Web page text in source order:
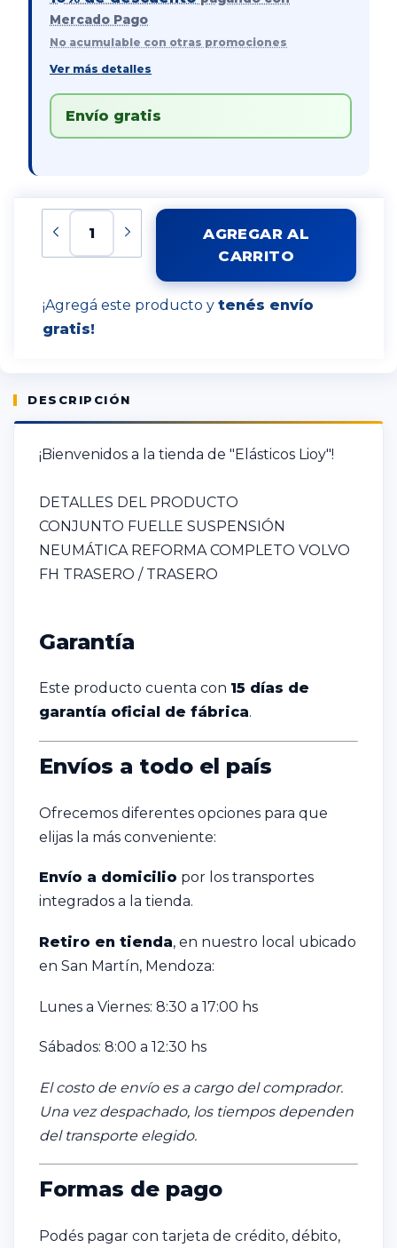
Mercado Pago
No acumulable con otras promociones
Ver más detalles
Envío gratis
¡Agregá este producto y tenés envío
gratis!
DESCRIPCIÓN
¡Bienvenidos a la tienda de "Elásticos Lioy"!
DETALLES DEL PRODUCTO
CONJUNTO FUELLE SUSPENSIÓN
NEUMÁTICA REFORMA COMPLETO VOLVO
FH TRASERO / TRASERO
Garantía
Este producto cuenta con 15 días de
garantía oficial de fábrica.
Envíos a todo el país
Ofrecemos diferentes opciones para que
elijas la más conveniente:
Envío a domicilio por los transportes
integrados a la tienda.
Retiro en tienda, en nuestro local ubicado
en San Martín, Mendoza:
Lunes a Viernes: 8:30 a 17:00 hs
Sábados: 8:00 a 12:30 hs
El costo de envío es a cargo del comprador.
Una vez despachado, los tiempos dependen
del transporte elegido.
Formas de pago
Podés pagar con tarjeta de crédito, débito,